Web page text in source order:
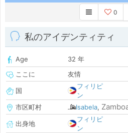
0
私のアイデンティティ
Age
32 年
ここに
友情
国
フィリピ
ン
市区町村
Isabela,
出身地
フィリピ
ン